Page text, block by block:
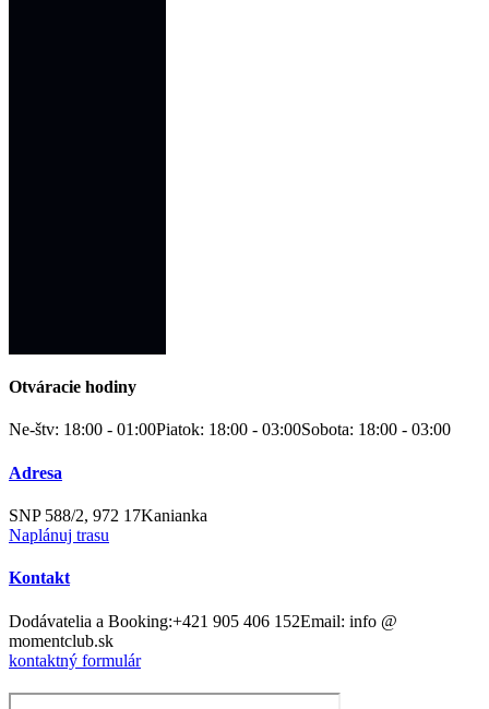
Otváracie hodiny
Ne-štv: 18:00 - 01:00Piatok: 18:00 - 03:00Sobota: 18:00 - 03:00
Adresa
SNP 588/2, 972 17Kanianka
Naplánuj trasu
Kontakt
Dodávatelia a Booking:+421 905 406 152Email: info @
momentclub.sk
kontaktný formulár